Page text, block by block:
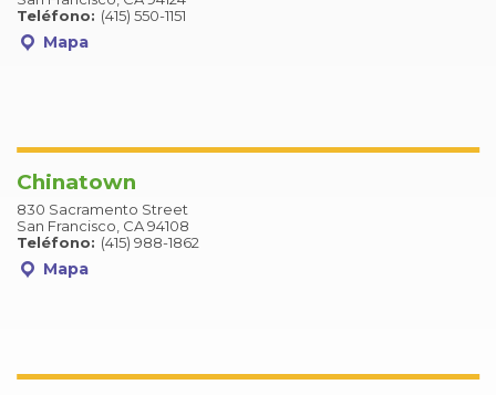
Teléfono: (415) 550-1151
Mapa
Chinatown
830 Sacramento Street
San Francisco, CA 94108
Teléfono: (415) 988-1862
Mapa